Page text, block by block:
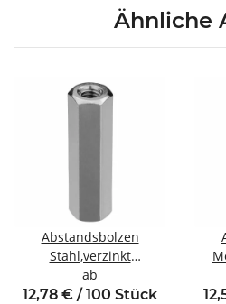
Ähnliche
Abstandsbolzen
Stahl,verzinkt
Innen/Innengewinde M5
SW8
ab
12,78 € / 100 Stück